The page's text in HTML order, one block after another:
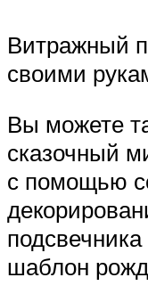
Витражный
своими
Вы можете
сказочный
с помощью
шаблон